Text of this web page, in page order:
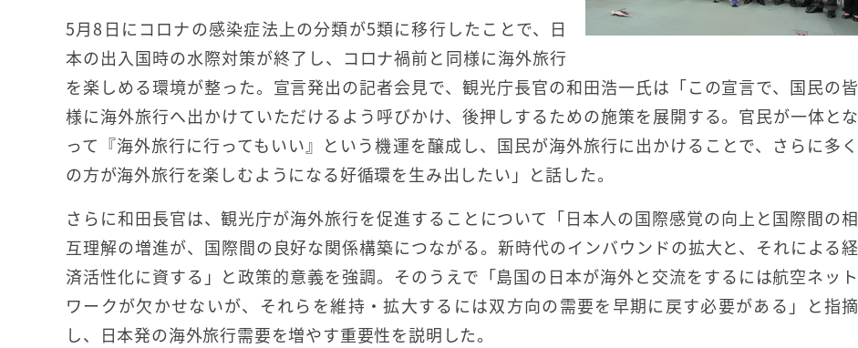
5月8日にコロナの感染症法上の分類が5類に移行したことで、日
本の出入国時の水際対策が終了し、コロナ禍前と同様に海外旅行
を楽しめる環境が整った。宣言発出の記者会見で、観光庁長官の和田浩一氏は「この宣言で、国民の皆
様に海外旅行へ出かけていただけるよう呼びかけ、後押しするための施策を展開する。官民が一体とな
って『海外旅行に行ってもいい』という機運を醸成し、国民が海外旅行に出かけることで、さらに多く
の方が海外旅行を楽しむようになる好循環を生み出したい」と話した。
さらに和田長官は、観光庁が海外旅行を促進することについて「日本人の国際感覚の向上と国際間の相
互理解の増進が、国際間の良好な関係構築につながる。新時代のインバウンドの拡大と、それによる経
済活性化に資する」と政策的意義を強調。そのうえで「島国の日本が海外と交流をするには航空ネット
ワークが欠かせないが、それらを維持・拡大するには双方向の需要を早期に戻す必要がある」と指摘
し、日本発の海外旅行需要を増やす重要性を説明した。